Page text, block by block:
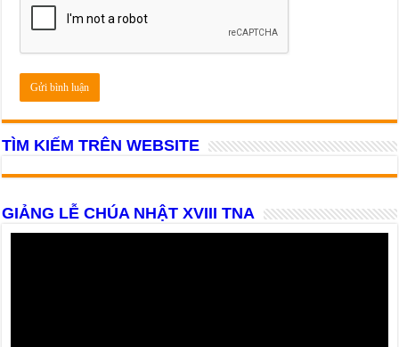
TÌM KIẾM TRÊN WEBSITE
GIẢNG LỄ CHÚA NHẬT XVIII TNA